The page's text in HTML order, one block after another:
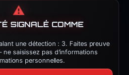
⚠️
SIGNALÉ COMME
une détection : 3. Faites preuve
ne saisissez pas d’informations
personnelles.